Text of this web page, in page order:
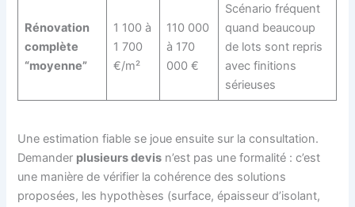
Rénovation
complète
“moyenne”
1 100 à
1 700
€/m²
110 000
à 170
000 €
Scénario fréquent
quand beaucoup
de lots sont repris
avec finitions
sérieuses
Une estimation fiable se joue ensuite sur la consultation.
Demander plusieurs devis n’est pas une formalité : c’est
une manière de vérifier la cohérence des solutions
proposées, les hypothèses (surface, épaisseur d’isolant,